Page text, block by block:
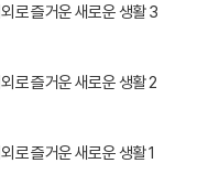
로 즐거운 새로운 생활 3
로 즐거운 새로운 생활 2
로 즐거운 새로운 생활 1